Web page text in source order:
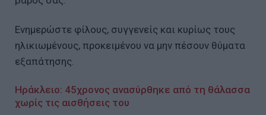
Ενημερώστε φίλους, συγγενείς και κυρίως τους
ηλικιωμένους, προκειμένου να μην πέσουν θύματα
εξαπάτησης.
Ηράκλειο: 45χρονος ανασύρθηκε από τη θάλασσα
χωρίς τις αισθήσεις του